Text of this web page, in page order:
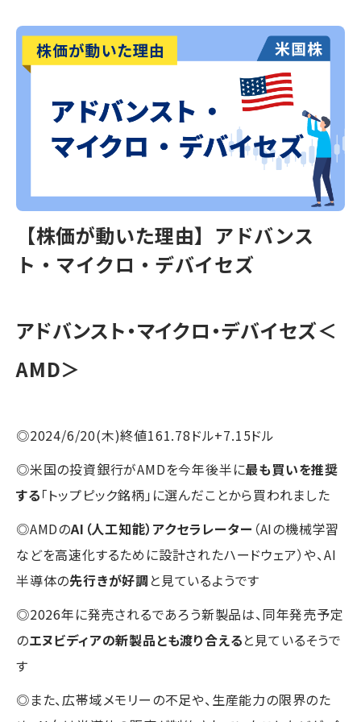
【株価が動いた理由】アドバンス
ト・マイクロ・デバイセズ
アドバンスト・マイクロ・デバイセズ＜
AMD＞
◎2024/6/20(木)終値161.78ドル+7.15ドル
◎米国の投資銀行がAMDを今年後半に最も買いを推奨
する「トップピック銘柄」に選んだことから買われました
◎AMDのAI（人工知能）アクセラレーター （AIの機械学習
などを高速化するために設計されたハードウェア）や、AI
半導体の先行きが好調 と見ているようです
◎2026年に発売されるであろう新製品は、同年発売予定
のエヌビディアの新製品とも渡り合えると見ているそうで
す
◎また、広帯域メモリーの不足や、生産能力の限界のた